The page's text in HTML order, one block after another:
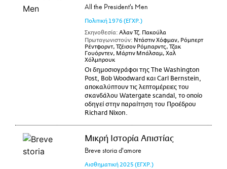
All the President's Men
Πολιτική1976 (ΕΓΧΡ.)
Σκηνοθεσία: Αλαν Τζ. Πακούλα
Πρωταγωνιστούν: Ντάστιν Χόφμαν, Ρόμπερτ
Ρέντφορντ, Τζέισον Ρόμπαρντς, Τζακ
Γουόρντεν, Μάρτιν Μπάλσαμ, Χαλ
Χόλμπρουκ
Οι δημοσιογράφοι της The Washington
Post, Bob Woodward και Carl Bernstein,
αποκαλύπτουν τις λεπτομέρειες του
σκανδάλου Watergate scandal, το οποίο
οδηγεί στην παραίτηση του Προέδρου
Richard Nixon.
Μικρή Ιστορία Απιστίας
Breve storia d'amore
Αισθηματική 2025 (ΕΓΧΡ.)